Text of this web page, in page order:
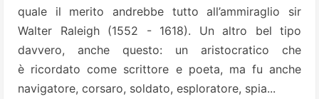
quale il merito andrebbe tutto all’ammiraglio sir
Walter Raleigh (1552 - 1618). Un altro bel tipo
davvero, anche questo: un aristocratico che
è ricordato come scrittore e poeta, ma fu anche
navigatore, corsaro, soldato, esploratore, spia...